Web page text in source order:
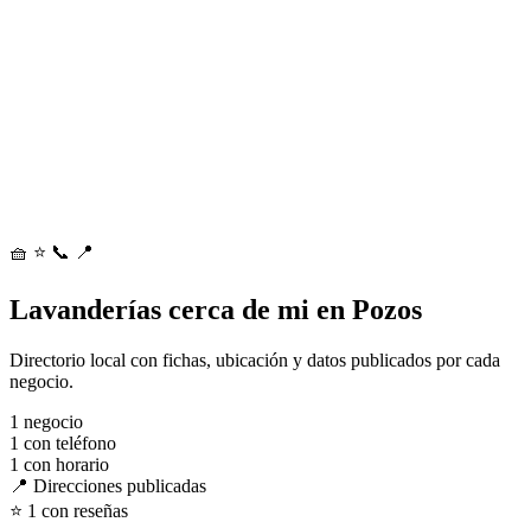
🧺 ⭐ 📞 📍
Lavanderías cerca de mi en Pozos
Directorio local con fichas, ubicación y datos publicados por cada
negocio.
1 negocio
1 con teléfono
1 con horario
📍 Direcciones publicadas
⭐ 1 con reseñas